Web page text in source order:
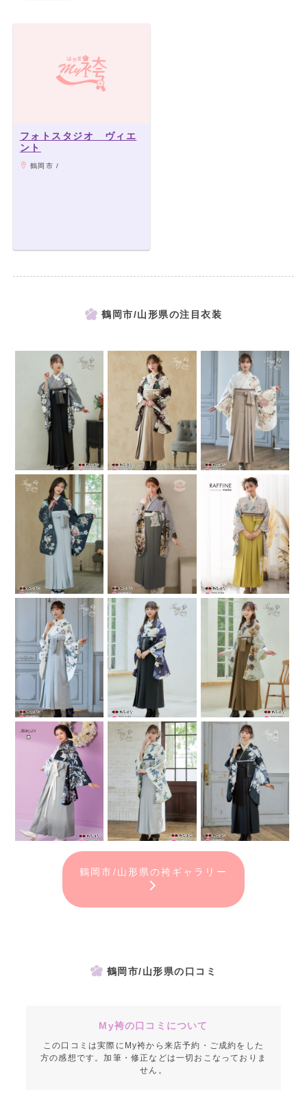
フォトスタジオ ヴィエ
ント
鶴岡市 /
鶴岡市/山形県の注目衣装
鶴岡市/山形県の袴ギャラリー
鶴岡市/山形県の口コミ
My袴の口コミについて
この口コミは実際にMy袴から来店予約・ご成約をした
方の感想です。加筆・修正などは一切おこなっておりま
せん。